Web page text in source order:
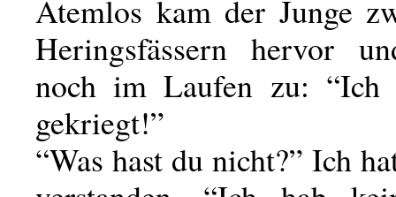
Atemlos kam der Junge
Heringsfässern hervor
noch im Laufen zu: “Ich
gekriegt!”
“Was hast du nicht?” Ich